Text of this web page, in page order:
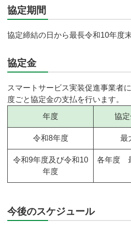
協定期間
協定締結の日から最長令和10年度
協定金
スマートサービス実装促進事業者
度ごと協定金の支払を行います。
年度 協定
令和8年度 最
令和9年度及び令和10
年度
各年度
今後のスケジュール